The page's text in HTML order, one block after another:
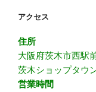
アクセス
住所
大阪府茨木市西駅
茨木ショップタウ
営業時間